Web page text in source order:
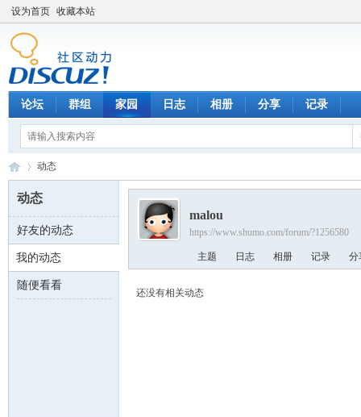
设为首页 收藏本站
论坛 群组 家园 日志 相册 分享 记录
数 ›
动态
动态
好友的动态
我的动态
随便看看
malou
https://www.shumo.com/forum/?1256580
主题 日志 相册 记录 分
还没有相关动态